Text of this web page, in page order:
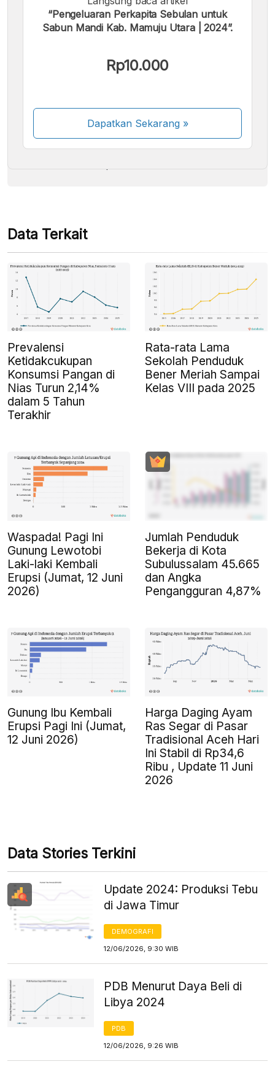
“Pengeluaran Perkapita Sebulan untuk
Sabun Mandi Kab. Mamuju Utara | 2024”.
Rp10.000
Dapatkan Sekarang»
Kami menerima pembayaran berikut:
Beberapa metode pembayaran masih dalam
Data Terkait
Prevalensi
Ketidakcukupan
Konsumsi Pangan di
Nias Turun 2,14%
dalam 5 Tahun
Terakhir
Rata-rata Lama
Sekolah Penduduk
Bener Meriah Sampai
Kelas VIII pada 2025
Waspada! Pagi Ini
Gunung Lewotobi
Laki-laki Kembali
Erupsi (Jumat, 12 Juni
2026)
Jumlah Penduduk
Bekerja di Kota
Subulussalam 45.665
dan Angka
Pengangguran 4,87%
Gunung Ibu Kembali
Erupsi Pagi Ini (Jumat,
12 Juni 2026)
Harga Daging Ayam
Ras Segar di Pasar
Tradisional Aceh Hari
Ini Stabil di Rp34,6
Ribu , Update 11 Juni
2026
Data Stories Terkini
Update 2024: Produksi Tebu
di Jawa Timur
DEMOGRAFI
12/06/2026, 9:30 WIB
PDB Menurut Daya Beli di
Libya 2024
PDB
12/06/2026, 9:26 WIB